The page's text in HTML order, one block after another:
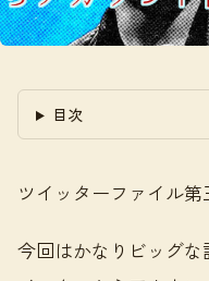
目次
ツイッターファイル第
今回はかなりビッグ